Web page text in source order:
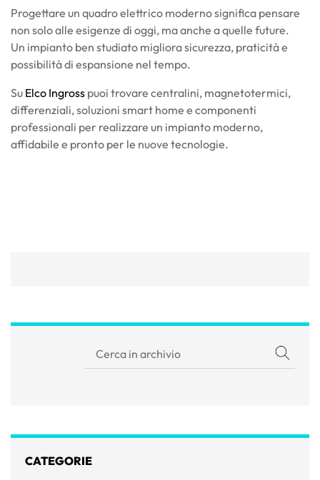
Progettare un quadro elettrico moderno significa pensare
non solo alle esigenze di oggi, ma anche a quelle future.
Un impianto ben studiato migliora sicurezza, praticità e
possibilità di espansione nel tempo.
Su Elco Ingross puoi trovare centralini, magnetotermici,
differenziali, soluzioni smart home e componenti
professionali per realizzare un impianto moderno,
affidabile e pronto per le nuove tecnologie.
CATEGORIE